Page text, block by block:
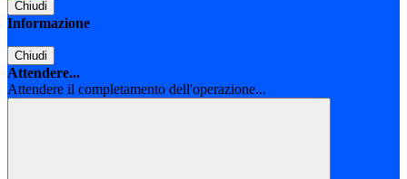
Chiudi
Informazione
Chiudi
Attendere...
Attendere il completamento dell'operazione...